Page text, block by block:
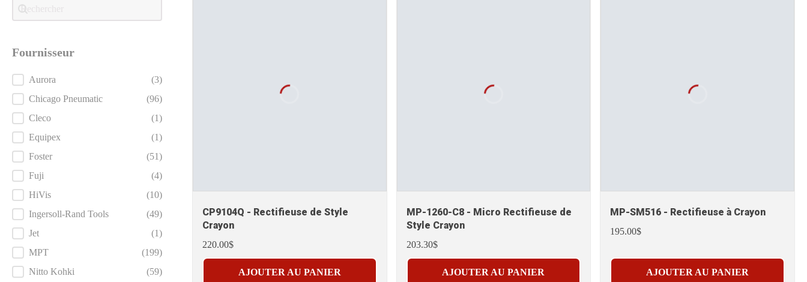
Fournisseur
Fournisseur
Aurora
(3)
Chicago Pneumatic
(96)
Cleco
(1)
Equipex
(1)
Foster
(51)
Fuji
(4)
HiVis
(10)
Ingersoll-Rand Tools
(49)
Jet
(1)
MPT
(199)
Nitto Kohki
(59)
CP9104Q - Rectifieuse de Style
Crayon
220.00$
AJOUTER AU PANIER
MP-1260-C8 - Micro Rectifieuse de
Style Crayon
203.30$
AJOUTER AU PANIER
MP-SM516 - Rectifieuse à Crayon
195.00$
AJOUTER AU PANIER